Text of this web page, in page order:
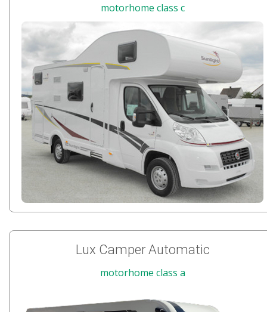
motorhome class c
Lux Camper Automatic
motorhome class a